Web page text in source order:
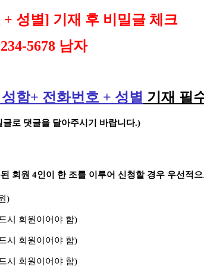
+ 성별] 기재 후 비밀글 체크
5678 남자
함+ 전화번호 + 성별 기재 필
로 댓글을 달아주시기 바랍니다.)
회원 4인이 한 조를 이루어 신청할 경우 우선적
)
시 회원이어야 함)
시 회원이어야 함)
시 회원이어야 함)